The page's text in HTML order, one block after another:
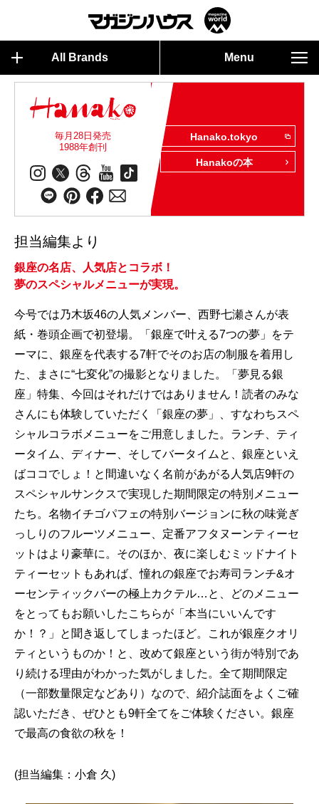
All Brands Menu
毎月28日発売
1988年創刊
Hanako.tokyo
Hanakoの本
担当編集より
銀座の名店、人気店とコラボ！
夢のスペシャルメニューが実現。
今号では乃木坂46の人気メンバー、西野七瀬さんが表
紙・巻頭企画で初登場。「銀座で叶える7つの夢」をテ
ーマに、銀座を代表する7軒でそのお店の制服を着用し
た、まさに“七変化”の撮影となりました。「夢見る銀
座」特集、今回はそれだけではありません！読者のみな
さんにも体験していただく「銀座の夢」、すなわちスペ
シャルコラボメニューをご用意しました。ランチ、ティ
ータイム、ディナー、そしてバータイムと、銀座といえ
ばココでしょ！と間違いなく名前があがる人気店9軒の
スペシャルサンクスで実現した期間限定の特別メニュー
たち。名物イチゴパフェの特別バージョンに秋の味覚ぎ
っしりのフルーツメニュー、定番アフタヌーンティーセ
ットはより豪華に。そのほか、夜に楽しむミッドナイト
ティーセットもあれば、憧れの銀座でお寿司ランチ&オ
ーセンティックバーの極上カクテル…と、どのメニュー
をとってもお願いしたこちらが「本当にいいんです
か！？」と聞き返してしまったほど。これが銀座クオリ
ティというものか！と、改めて銀座という街が特別であ
り続ける理由がわかった気がしました。全て期間限定
（一部数量限定などあり）なので、紹介誌面をよくご確
認いただき、ぜひとも9軒全てをご体験ください。銀座
で最高の食欲の秋を！
(担当編集：小倉 久)